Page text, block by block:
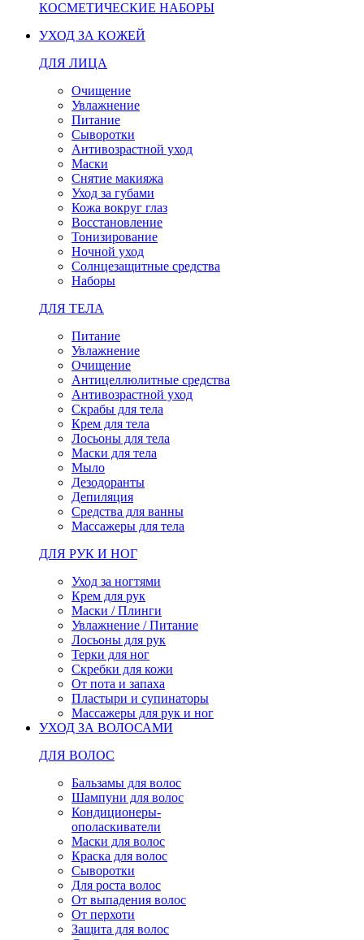
КОСМЕТИЧЕСКИЕ НАБОРЫ
УХОД ЗА КОЖЕЙ
ДЛЯ ЛИЦА
Очищение
Увлажнение
Питание
Сыворотки
Антивозрастной уход
Маски
Снятие макияжа
Уход за губами
Кожа вокруг глаз
Восстановление
Тонизирование
Ночной уход
Солнцезащитные средства
Наборы
ДЛЯ ТЕЛА
Питание
Увлажнение
Очищение
Антицеллюлитные средства
Антивозрастной уход
Скрабы для тела
Крем для тела
Лосьоны для тела
Маски для тела
Мыло
Дезодоранты
Депиляция
Средства для ванны
Массажеры для тела
ДЛЯ РУК И НОГ
Уход за ногтями
Крем для рук
Маски / Плинги
Увлажнение / Питание
Лосьоны для рук
Терки для ног
Скребки для кожи
От пота и запаха
Пластыри и супинаторы
Массажеры для рук и ног
УХОД ЗА ВОЛОСАМИ
ДЛЯ ВОЛОС
Бальзамы для волос
Шампуни для волос
Кондиционеры-
ополаскиватели
Маски для волос
Краска для волос
Сыворотки
Для роста волос
От выпадения волос
От перхоти
Защита для волос